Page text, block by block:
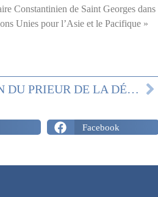
Constantinien de Saint Georges dans
Unies pour l’Asie et le Pacifique »
NOMINATION DU PRIEUR DE LA DÉLÉGATION DES PAYS-BAS
Facebook